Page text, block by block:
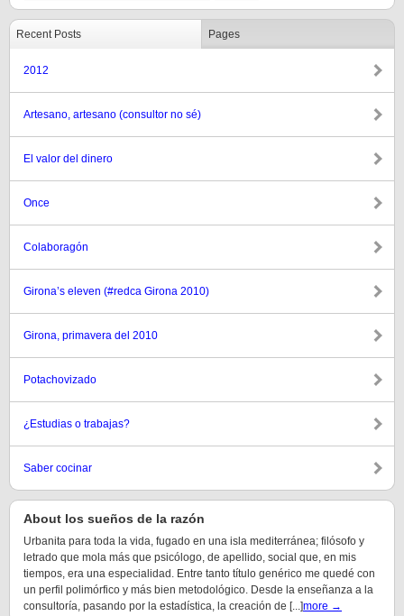
Recent Posts Pages
2012
Artesano, artesano (consultor no sé)
El valor del dinero
Once
Colaboragón
Girona’s eleven (#redca Girona 2010)
Girona, primavera del 2010
Potachovizado
¿Estudias o trabajas?
Saber cocinar
About los sueños de la razón
Urbanita para toda la vida, fugado en una isla mediterránea; filósofo y
letrado que mola más que psicólogo, de apellido, social que, en mis
tiempos, era una especialidad. Entre tanto título genérico me quedé con
un perfil polimórfico y más bien metodológico. Desde la enseñanza a la
consultoría, pasando por la estadística, la creación de [...]more →